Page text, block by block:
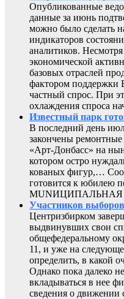
Опубликованные
данные за июнь
можно было сделать
индикаторов
аналитиков.
экономической
базовых отраслей
фактором поддержки
частный спрос. При
охлаждения спроса
Известный парк
В последний день
закончены
«Арт-Донбасс» на
котором остро
кованых фигур,…
готовится к юбилею
MUNИЦИПАЛЬНАЯ
Участников
Центризбирком
выдвинувших свои
общефедеральному
11, и уже на
определить, в какой
Однако пока далеко
вкладываться в нее
сведения о